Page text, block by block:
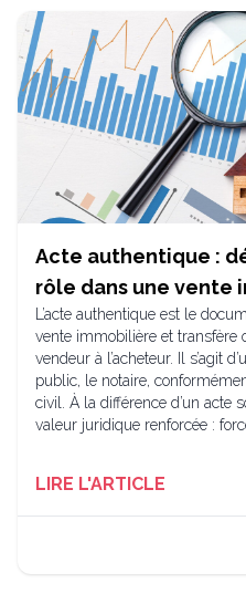
Acte authentique :
rôle dans une vente
L’acte authentique est le
vente immobilière et transfère
vendeur à l’acheteur. Il s’agit
public, le notaire,
civil. À la différence d’un acte
valeur juridique renforcée :
LIRE L'ARTICLE